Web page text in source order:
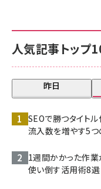
人気記事トップ
昨日
SEOで勝つタイト
流入数を増やす5つ
1週間かかった作
使い倒す活用術8選